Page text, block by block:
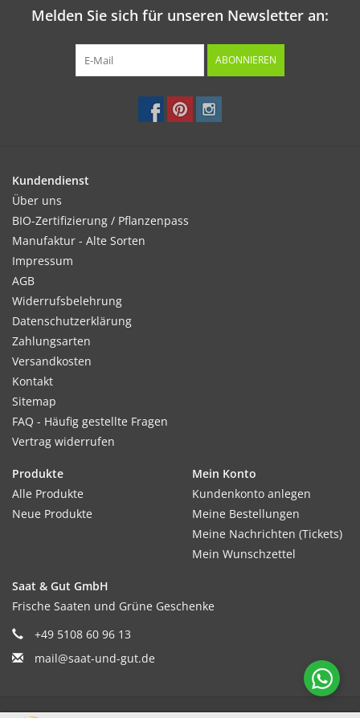
Melden Sie sich für unseren Newsletter an:
ABONNIEREN
Kundendienst
Über uns
BIO-Zertifizierung / Pflanzenpass
Manufaktur - Alte Sorten
Impressum
AGB
Widerrufsbelehrung
Datenschutzerklärung
Zahlungsarten
Versandkosten
Kontakt
Sitemap
FAQ - Häufig gestellte Fragen
Vertrag widerrufen
Produkte
Alle Produkte
Neue Produkte
Mein Konto
Kundenkonto anlegen
Meine Bestellungen
Meine Nachrichten (Tickets)
Mein Wunschzettel
Saat & Gut GmbH
Frische Saaten und Grüne Geschenke
+49 5108 60 96 13
mail@saat-und-gut.de